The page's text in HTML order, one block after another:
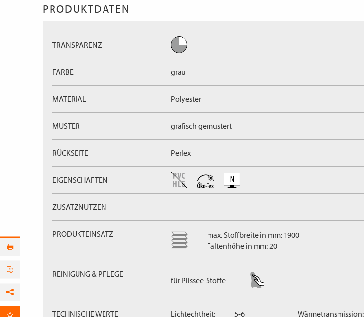
PRODUKTDATEN
TRANSPARENZ
FARBE grau
MATERIAL Polyester
MUSTER grafisch gemustert
RÜCKSEITE Perlex
EIGENSCHAFTEN
ZUSATZNUTZEN
PRODUKTEINSATZ
max. Stoffbreite in mm: 1900
Faltenhöhe in mm: 20
REINIGUNG & PFLEGE
für Plissee-Stoffe
TECHNISCHE WERTE Lichtechtheit: 5-6 Wärmetransmission:
Facebook